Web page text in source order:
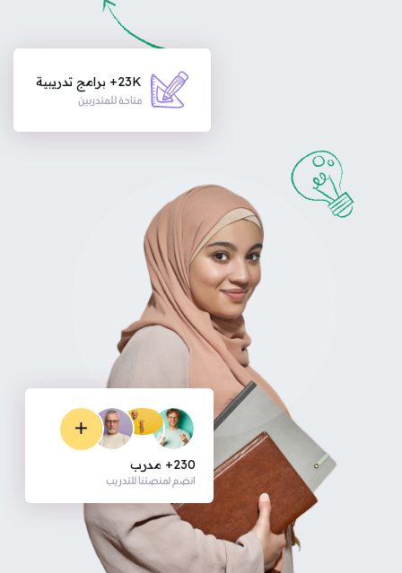
23K+ برامج تدريبية
متاحة للمتدربين
230+ مدرب
انضم لمنصتنا للتدريب